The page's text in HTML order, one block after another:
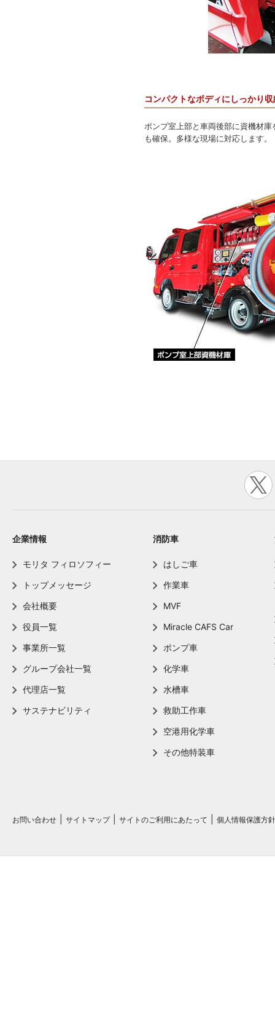
コンパクトなボディにしっかり
ポンプ室上部と車両後部に資機材
も確保。多様な現場に対応します。
企業情報
モリタ フィロソフィー
トップメッセージ
会社概要
役員一覧
事業所一覧
グループ会社一覧
代理店一覧
サステナビリティ
消防車
はしご車
作業車
MVF
Miracle CAFS Car
ポンプ車
化学車
水槽車
救助工作車
空港用化学車
その他特装車
お問い合わせ サイトマップ サイトのご利用にあたって 個人情報保護方針